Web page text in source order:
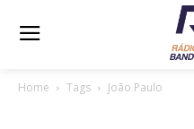
Home Tags João Paulo